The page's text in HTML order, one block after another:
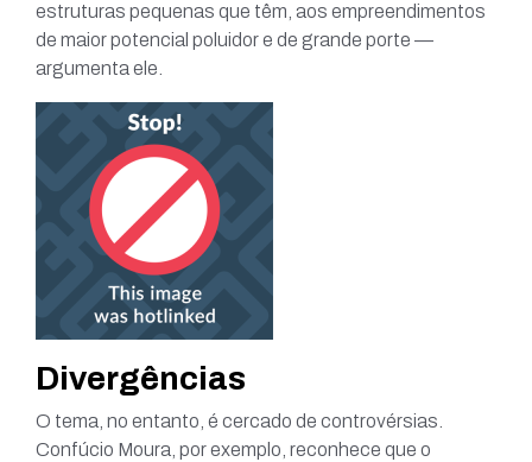
estruturas pequenas que têm, aos empreendimentos
de maior potencial poluidor e de grande porte —
argumenta ele.
Divergências
O tema, no entanto, é cercado de controvérsias.
Confúcio Moura, por exemplo, reconhece que o